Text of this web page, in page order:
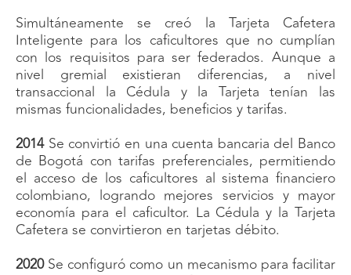
Simultáneamente se creó la Tarjeta Cafetera
Inteligente para los caficultores que no cumplían
con los requisitos para ser federados. Aunque a
nivel gremial existieran diferencias, a nivel
transaccional la Cédula y la Tarjeta tenían las
mismas funcionalidades, beneficios y tarifas.
2014Se convirtió en una cuenta bancaria del Banco
de Bogotá con tarifas preferenciales, permitiendo
el acceso de los caficultores al sistema financiero
colombiano, logrando mejores servicios y mayor
economía para el caficultor. La Cédula y la Tarjeta
Cafetera se convirtieron en tarjetas débito.
2020Se configuró como un mecanismo para facilitar